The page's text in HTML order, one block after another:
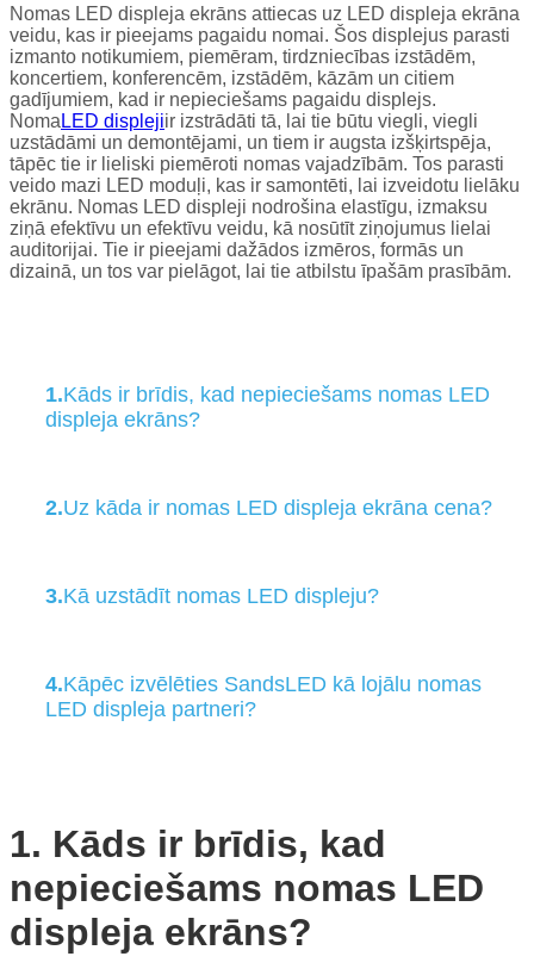
Nomas LED displeja ekrāns attiecas uz LED displeja ekrāna
veidu, kas ir pieejams pagaidu nomai. Šos displejus parasti
izmanto notikumiem, piemēram, tirdzniecības izstādēm,
koncertiem, konferencēm, izstādēm, kāzām un citiem
gadījumiem, kad ir nepieciešams pagaidu displejs.
Noma LED displejiir izstrādāti tā, lai tie būtu viegli, viegli
uzstādāmi un demontējami, un tiem ir augsta izšķirtspēja,
tāpēc tie ir lieliski piemēroti nomas vajadzībām. Tos parasti
veido mazi LED moduļi, kas ir samontēti, lai izveidotu lielāku
ekrānu. Nomas LED displeji nodrošina elastīgu, izmaksu
ziņā efektīvu un efektīvu veidu, kā nosūtīt ziņojumus lielai
auditorijai. Tie ir pieejami dažādos izmēros, formās un
dizainā, un tos var pielāgot, lai tie atbilstu īpašām prasībām.
1.Kāds ir brīdis, kad nepieciešams nomas LED
displeja ekrāns?
2.Uz kāda ir nomas LED displeja ekrāna cena?
3.Kā uzstādīt nomas LED displeju?
4.Kāpēc izvēlēties SandsLED kā lojālu nomas
LED displeja partneri?
1. Kāds ir brīdis, kad
nepieciešams nomas LED
displeja ekrāns?